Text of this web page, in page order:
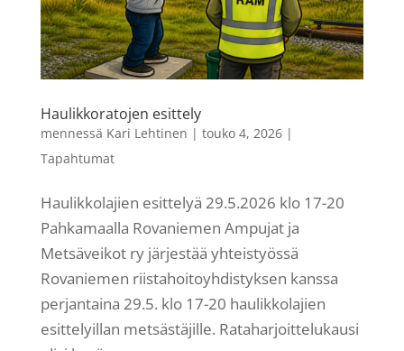
Haulikkoratojen esittely
mennessä Kari Lehtinen | touko 4, 2026|
Tapahtumat
Haulikkolajien esittelyä 29.5.2026 klo 17-20
Pahkamaalla Rovaniemen Ampujat ja
Metsäveikot ry järjestää yhteistyössä
Rovaniemen riistahoitoyhdistyksen kanssa
perjantaina 29.5. klo 17-20 haulikkolajien
esittelyillan metsästäjille. Rataharjoittelukausi